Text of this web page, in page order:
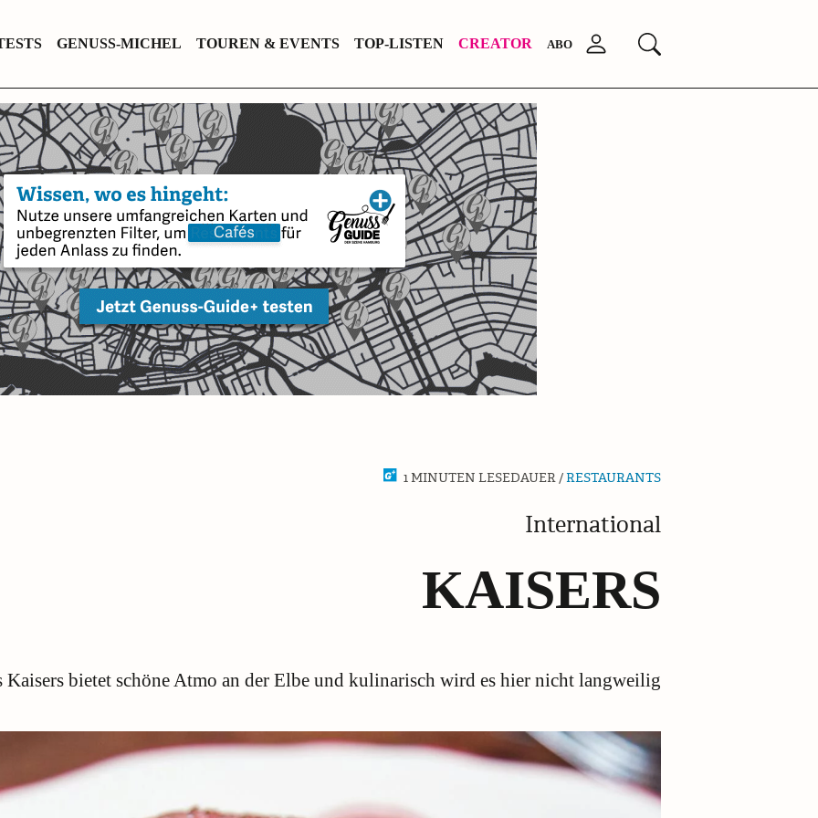
GENUSS-MICHEL TOUREN & EVENTS TOP-LISTEN CREATOR ABO AnmeldenSuchen
1 MINUTEN LESEDAUER /RESTAURANTS
International
KAISERS
Kaisers bietet schöne Atmo an der Elbe und kulinarisch wird es hier nicht langweilig